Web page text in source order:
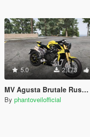
5.0 2,173
MV Agusta Brutale Rush 1000 [Add-On]
By phantoveilofficial